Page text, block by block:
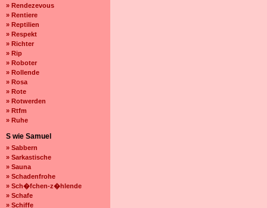
» Rendezevous
» Rentiere
» Reptilien
» Respekt
» Richter
» Rip
» Roboter
» Rollende
» Rosa
» Rote
» Rotwerden
» Rtfm
» Ruhe
S wie Samuel
» Sabbern
» Sarkastische
» Sauna
» Schadenfrohe
» Sch�fchen-z�hlende
» Schafe
» Schiffe